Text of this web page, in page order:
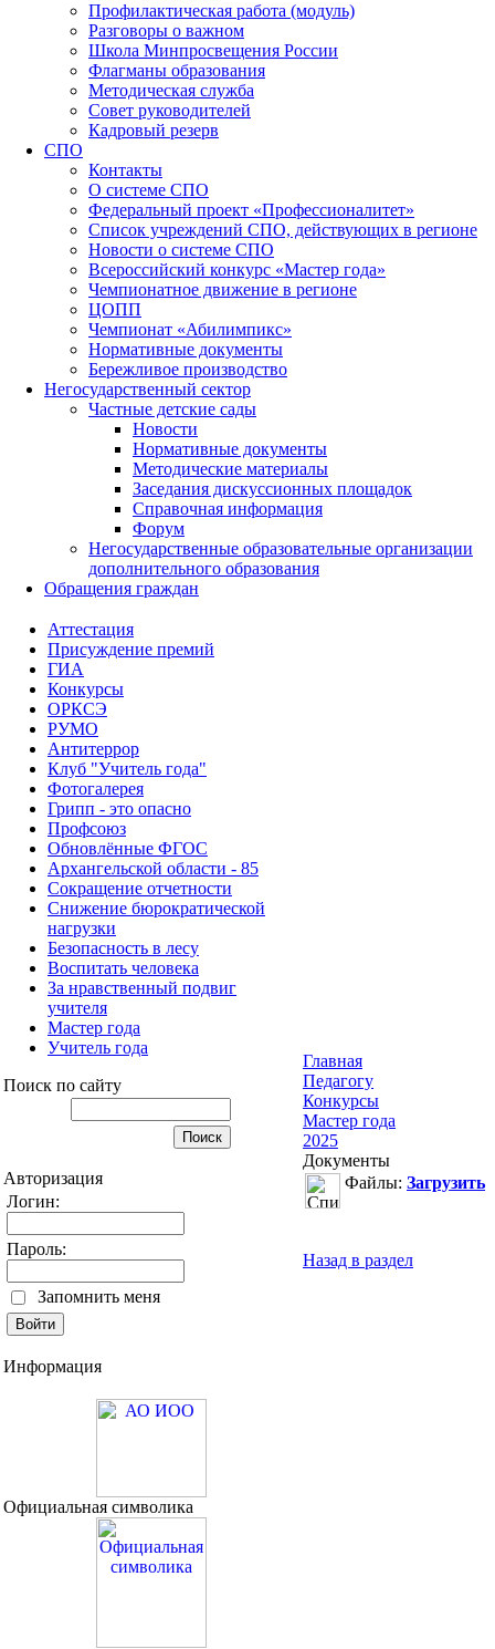
Профилактическая работа (модуль)
Разговоры о важном
Школа Минпросвещения России
Флагманы образования
Методическая служба
Совет руководителей
Кадровый резерв
СПО
Контакты
О системе СПО
Федеральный проект «Профессионалитет»
Список учреждений СПО, действующих в регионе
Новости о системе СПО
Всероссийский конкурс «Мастер года»
Чемпионатное движение в регионе
ЦОПП
Чемпионат «Абилимпикс»
Нормативные документы
Бережливое производство
Негосударственный сектор
Частные детские сады
Новости
Нормативные документы
Методические материалы
Заседания дискуссионных площадок
Справочная информация
Форум
Негосударственные образовательные организации
дополнительного образования
Обращения граждан
Аттестация
Присуждение премий
ГИА
Конкурсы
ОРКСЭ
РУМО
Антитеррор
Клуб "Учитель года"
Фотогалерея
Грипп - это опасно
Профсоюз
Обновлённые ФГОС
Архангельской области - 85
Сокращение отчетности
Снижение бюрократической
нагрузки
Безопасность в лесу
Воспитать человека
За нравственный подвиг
учителя
Мастер года
Учитель года
Поиск по сайту
Авторизация
Логин:
Пароль:
Запомнить меня
Информация
Официальная символика
Главная
Педагогу
Конкурсы
Мастер года
2025
Документы
Файлы: Загрузить
Назад в раздел